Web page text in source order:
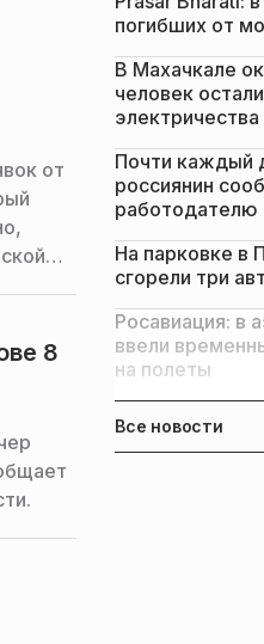
от
8
погибших от
В Махачкале
человек
электричества
Почти каждый
россиянин
работодателю
На парковке в
сгорели три
Росавиация: в
ввели
на полеты
Все новости